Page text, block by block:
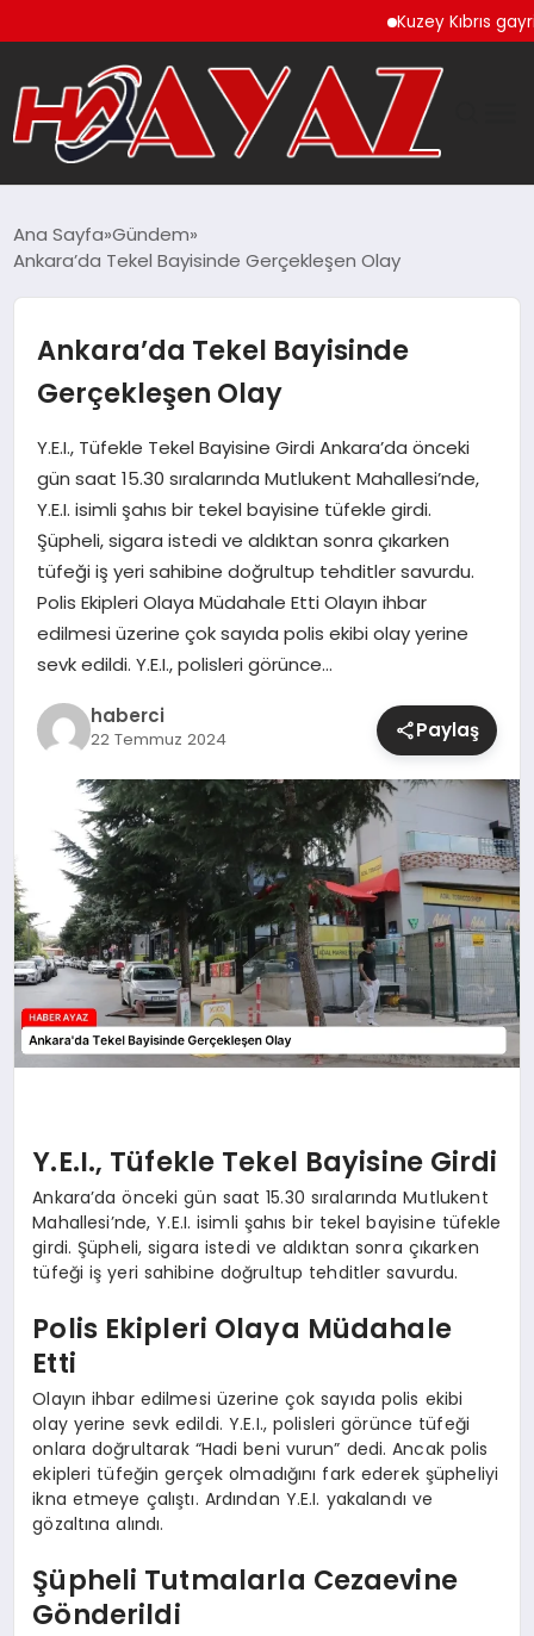
Kuzey Kıbrıs
EĞITIM
EKONOMI
MAGAZIN
SIYASET
TEKNOLOJI
Ana Sayfa Gündem
Ankara’da Tekel Bayisinde Gerçekleşen Olay
Ankara’da Tekel Bayisinde
Gerçekleşen Olay
Y.E.I., Tüfekle Tekel Bayisine Girdi Ankara’da önceki
gün saat 15.30 sıralarında Mutlukent Mahallesi’nde,
Y.E.I. isimli şahıs bir tekel bayisine tüfekle girdi.
Şüpheli, sigara istedi ve aldıktan sonra çıkarken
tüfeği iş yeri sahibine doğrultup tehditler savurdu.
Polis Ekipleri Olaya Müdahale Etti Olayın ihbar
edilmesi üzerine çok sayıda polis ekibi olay yerine
sevk edildi. Y.E.I., polisleri görünce…
haberci
22 Temmuz 2024 Paylaş
Y.E.I., Tüfekle Tekel Bayisine Girdi
Ankara’da önceki gün saat 15.30 sıralarında Mutlukent
Mahallesi’nde, Y.E.I. isimli şahıs bir tekel bayisine tüfekle
girdi. Şüpheli, sigara istedi ve aldıktan sonra çıkarken
tüfeği iş yeri sahibine doğrultup tehditler savurdu.
Polis Ekipleri Olaya Müdahale
Etti
Olayın ihbar edilmesi üzerine çok sayıda polis ekibi
olay yerine sevk edildi. Y.E.I., polisleri görünce tüfeği
onlara doğrultarak “Hadi beni vurun” dedi. Ancak polis
ekipleri tüfeğin gerçek olmadığını fark ederek şüpheliyi
ikna etmeye çalıştı. Ardından Y.E.I. yakalandı ve
gözaltına alındı.
Şüpheli Tutmalarla Cezaevine
Gönderildi